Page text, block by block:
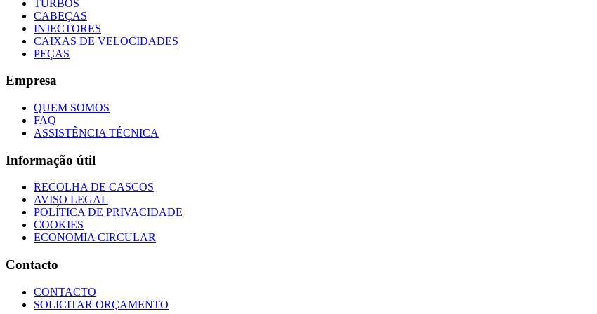
TURBOS
CABEÇAS
INJECTORES
CAIXAS DE VELOCIDADES
PEÇAS
Empresa
QUEM SOMOS
FAQ
ASSISTÊNCIA TÉCNICA
Informação útil
RECOLHA DE CASCOS
AVISO LEGAL
POLÍTICA DE PRIVACIDADE
COOKIES
ECONOMIA CIRCULAR
Contacto
CONTACTO
SOLICITAR ORÇAMENTO